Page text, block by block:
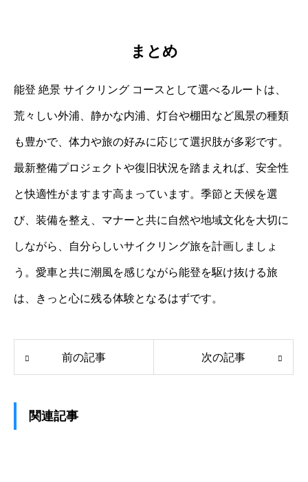
まとめ
能登 絶景 サイクリング コースとして選べるルートは、
荒々しい外浦、静かな内浦、灯台や棚田など風景の種類
も豊かで、体力や旅の好みに応じて選択肢が多彩です。
最新整備プロジェクトや復旧状況を踏まえれば、安全性
と快適性がますます高まっています。季節と天候を選
び、装備を整え、マナーと共に自然や地域文化を大切に
しながら、自分らしいサイクリング旅を計画しましょ
う。愛車と共に潮風を感じながら能登を駆け抜ける旅
は、きっと心に残る体験となるはずです。
前の記事 次の記事
関連記事